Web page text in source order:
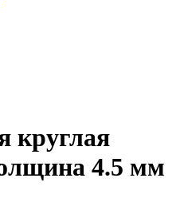
круглая
4.5 мм